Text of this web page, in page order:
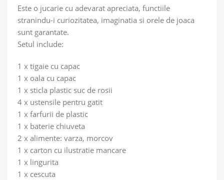
Este o jucarie cu adevarat apreciata, functiile
stranindu-i curiozitatea, imaginatia si orele de joaca
sunt garantate.
Setul include:
1 x tigaie cu capac
1 x oala cu capac
1 x sticla plastic suc de rosii
4 x ustensile pentru gatit
1 x farfurii de plastic
1 x baterie chiuveta
2 x alimente: varza, morcov
1 x carton cu ilustratie mancare
1 x lingurita
1 x cescuta